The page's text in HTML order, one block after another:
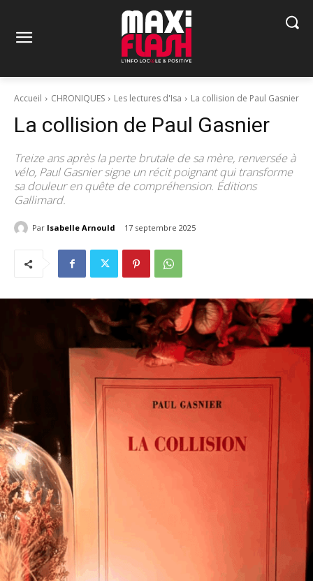
Accueil CHRONIQUES Les lectures d'Isa La collision de Paul Gasnier
La collision de Paul Gasnier
Treize ans après la perte brutale de sa mère, renversée à
vélo, Paul Gasnier signe un récit poignant qui transforme
sa douleur en quête de compréhension. Éditions
Gallimard.
Par Isabelle Arnould 17 septembre 2025